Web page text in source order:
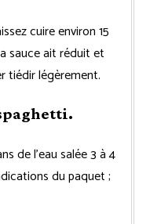
cuire environ 15
sauce ait réduit et
tiédir légèrement.
de l’eau salée 3 à 4
du paquet ;